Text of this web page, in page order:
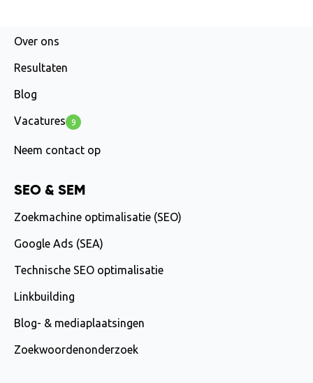
Over ons
Resultaten
Blog
Vacatures 9
Neem contact op
SEO & SEM
Zoekmachine optimalisatie (SEO)
Google Ads (SEA)
Technische SEO optimalisatie
Linkbuilding
Blog- & mediaplaatsingen
Zoekwoordenonderzoek